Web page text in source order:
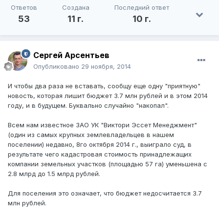
Ответов
53
Создана
11 г.
Последний ответ
10 г.
Сергей Арсентьев
Опубликовано 29 ноября, 2014
И чтобы два раза не вставать, сообщу еще одну "приятную"
новость, которая лишит бюджет 3.7 млн рублей и в этом 2014
году, и в будущем. Буквально случайно "накопал".
Всем нам известное ЗАО УК "Виктори Эссет Менеджмент"
(один из самых крупных землевладельцев в нашем
поселении) недавно, 8го октября 2014 г., выиграло суд, в
результате чего кадастровая стоимость принадлежащих
компании земельных участков (площадью 57 га) уменьшена с
2.8 млрд до 1.5 млрд рублей.
Для поселения это означает, что бюджет недосчитается 3.7
млн рублей.